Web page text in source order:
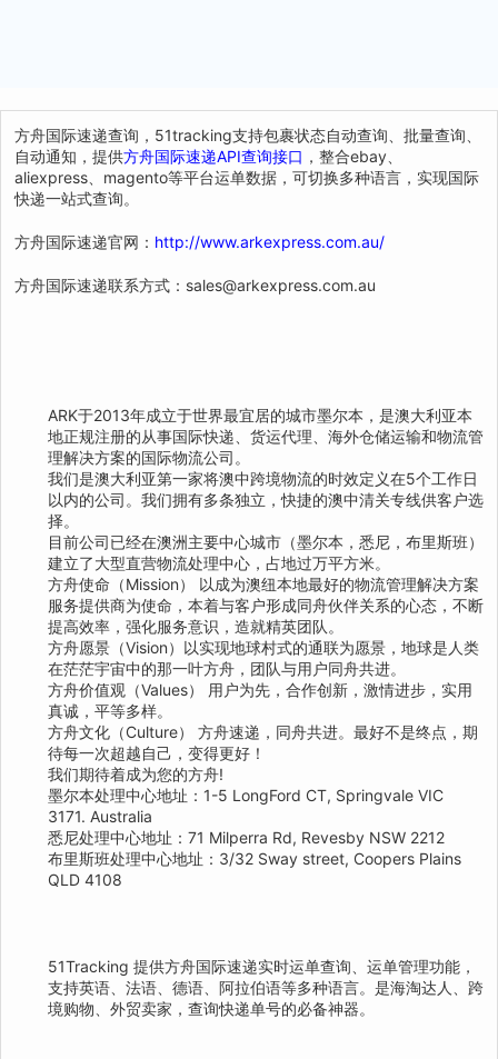
方舟国际速递查询，51tracking支持包裹状态自动查询、批量查询、
自动通知，提供方舟国际速递API查询接口 ，整合ebay、
aliexpress、magento等平台运单数据，可切换多种语言，实现国际
快递一站式查询。
方舟国际速递官网： http://www.arkexpress.com.au/
方舟国际速递联系方式：sales@arkexpress.com.au
ARK于2013年成立于世界最宜居的城市墨尔本，是澳大利亚本
地正规注册的从事国际快递、货运代理、海外仓储运输和物流管
理解决方案的国际物流公司。
我们是澳大利亚第一家将澳中跨境物流的时效定义在5个工作日
以内的公司。我们拥有多条独立，快捷的澳中清关专线供客户选
择。
目前公司已经在澳洲主要中心城市（墨尔本，悉尼，布里斯班）
建立了大型直营物流处理中心，占地过万平方米。
方舟使命（Mission） 以成为澳纽本地最好的物流管理解决方案
服务提供商为使命，本着与客户形成同舟伙伴关系的心态，不断
提高效率，强化服务意识，造就精英团队。
方舟愿景（Vision）以实现地球村式的通联为愿景，地球是人类
在茫茫宇宙中的那一叶方舟，团队与用户同舟共进。
方舟价值观（Values） 用户为先，合作创新，激情进步，实用
真诚，平等多样。
方舟文化（Culture） 方舟速递，同舟共进。最好不是终点，期
待每一次超越自己，变得更好！
我们期待着成为您的方舟!
墨尔本处理中心地址：1-5 LongFord CT, Springvale VIC
3171. Australia
悉尼处理中心地址：71 Milperra Rd, Revesby NSW 2212
布里斯班处理中心地址：3/32 Sway street, Coopers Plains
QLD 4108
51Tracking 提供方舟国际速递实时运单查询、运单管理功能，
支持英语、法语、德语、阿拉伯语等多种语言。是海淘达人、跨
境购物、外贸卖家，查询快递单号的必备神器。